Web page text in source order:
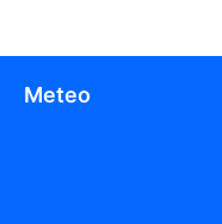
Meteo